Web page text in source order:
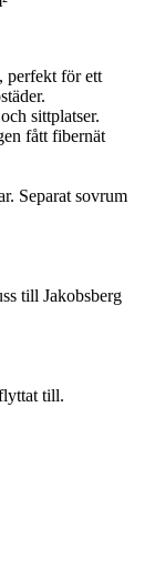
perfekt för ett
sittplatser.
fått fibernät
Separat sovrum
till Jakobsberg
till.